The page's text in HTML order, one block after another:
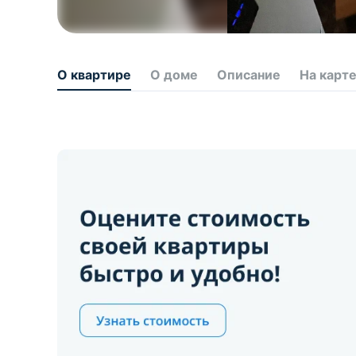
О квартире О доме Описание На карте